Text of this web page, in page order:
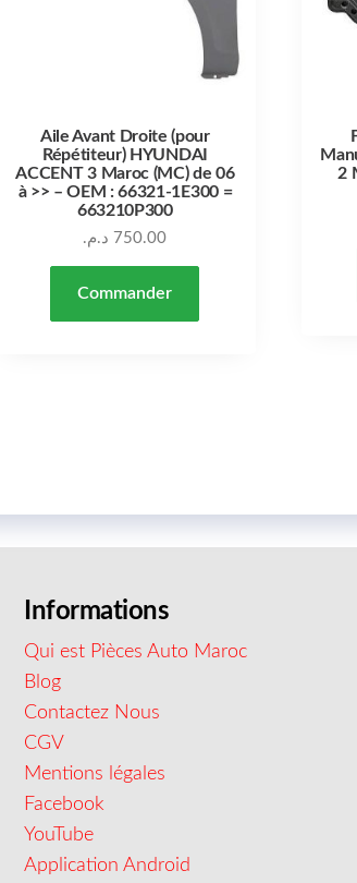
Aile Avant Droite (pour
Répétiteur) HYUNDAI
ACCENT 3 Maroc (MC) de 06
à >> – OEM : 66321-1E300 =
663210P300
750.00 د.م.
Commander
2
Informations
Qui est Pièces Auto Maroc
Blog
Contactez Nous
CGV
Mentions légales
Facebook
YouTube
Application Android